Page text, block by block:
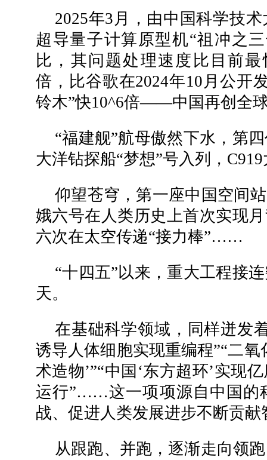
2025年3月，由中国科学技
超导量子计算原型机“祖冲之
比，其问题处理速度比目前
倍，比谷歌在2024年10月公开
铃木”快10^6倍——中国再创全
“福建舰”航母傲然下水，第
大洋钻探船“梦想”号入列，
仰望苍穹，第一座中国空间
娥六号在人类历史上首次实现
六次在太空传递“接力棒”……
“十四五”以来，重大工程接
天。
在基础科学领域，同样迸发
诱导人体细胞实现重编程”“二
术造物’”“中国‘东方超环’实现
运行”……这一项项源自中国的
战、促进人类发展进步不断贡献
从跟跑、并跑，逐渐走向领